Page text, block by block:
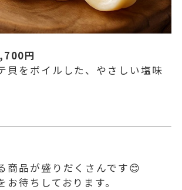
円
貝をボイルした、やさしい塩味
商品が盛りだくさんです😊
待ちしております。